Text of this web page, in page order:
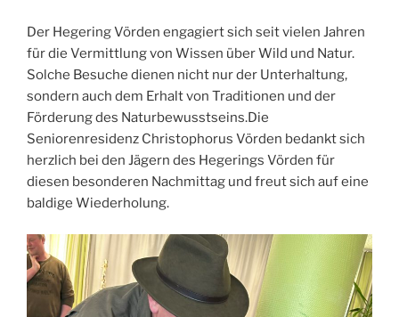
Der Hegering Vörden engagiert sich seit vielen Jahren
für die Vermittlung von Wissen über Wild und Natur.
Solche Besuche dienen nicht nur der Unterhaltung,
sondern auch dem Erhalt von Traditionen und der
Förderung des Naturbewusstseins.Die
Seniorenresidenz Christophorus Vörden bedankt sich
herzlich bei den Jägern des Hegerings Vörden für
diesen besonderen Nachmittag und freut sich auf eine
baldige Wiederholung.